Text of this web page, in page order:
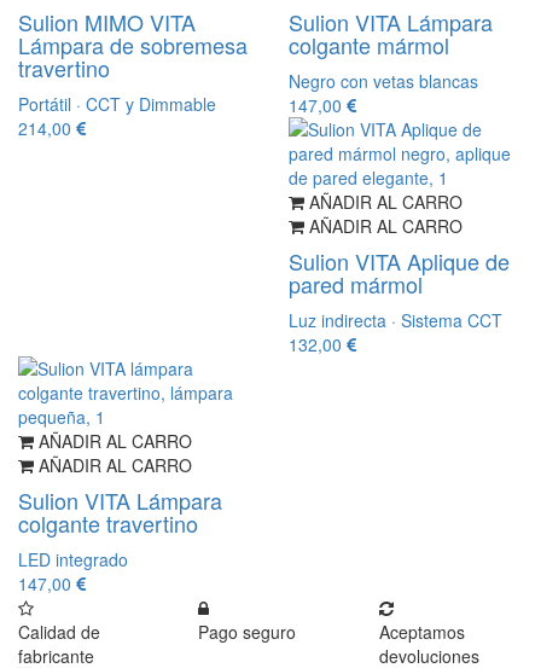
Sulion MIMO VITA
Lámpara de sobremesa
travertino
Portátil · CCT y Dimmable
214,00
Sulion VITA Lámpara
colgante mármol
Negro con vetas blancas
147,00
AÑADIR AL CARRO
AÑADIR AL CARRO
Sulion VITA Aplique de
pared mármol
Luz indirecta · Sistema CCT
132,00
AÑADIR AL CARRO
AÑADIR AL CARRO
Sulion VITA Lámpara
colgante travertino
LED integrado
147,00
Calidad de
fabricante
Pago seguro
Aceptamos
devoluciones